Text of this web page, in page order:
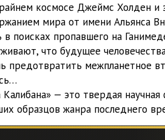
космосе Джеймс Холден и
мира от имени Альянса
в поисках пропавшего на
что будущее
предотвратить межпланетное
Калибана» — это твердая
образцов жанра последнего